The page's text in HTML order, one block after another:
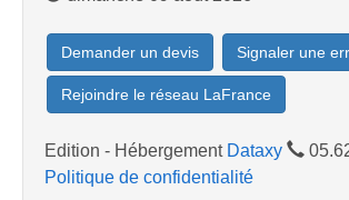
Demander un devis Signaler une
Rejoindre le réseau LaFrance
Edition - Hébergement Dataxy
Politique de confidentialité